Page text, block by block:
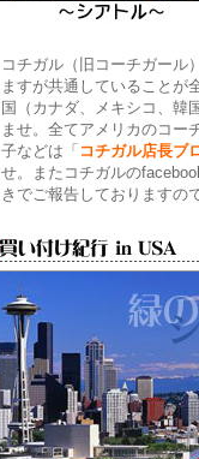
コチガル（旧コーチガール
ますが共通していることが
国（カナダ、メキシコ、韓
ませ。全てアメリカのコー
子などは「 コチガル店長ブ
せ。またコチガルの
きでご報告しておりますの